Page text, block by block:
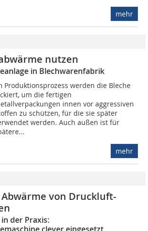
mehr
nutzen
in Blechwarenfabrik
Produktionsprozess werden die Bleche
um die fertigen
innen vor aggressiven
zu schützen, für die sie später
werden. Auch außen ist für
mehr
von Druckluft-
der Praxis: